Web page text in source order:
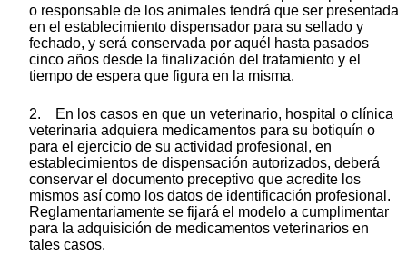
o responsable de los animales tendrá que ser presentada
en el establecimiento dispensador para su sellado y
fechado, y será conservada por aquél hasta pasados
cinco años desde la finalización del tratamiento y el
tiempo de espera que figura en la misma.
2. En los casos en que un veterinario, hospital o clínica
veterinaria adquiera medicamentos para su botiquín o
para el ejercicio de su actividad profesional, en
establecimientos de dispensación autorizados, deberá
conservar el documento preceptivo que acredite los
mismos así como los datos de identificación profesional.
Reglamentariamente se fijará el modelo a cumplimentar
para la adquisición de medicamentos veterinarios en
tales casos.